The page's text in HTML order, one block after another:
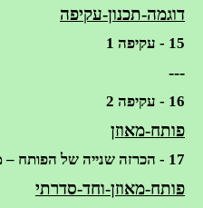
דוגמה-תכנון-עקיפה
15 - עקיפה 1
---
16 - עקיפה 2
פותח-מאוזן
17 - הכרזה שנייה של הפותח – מאוזן
פותח-מאוזן-וחד-סדרתי